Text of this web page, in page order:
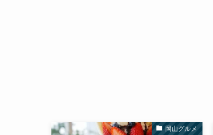
岡山グルメ